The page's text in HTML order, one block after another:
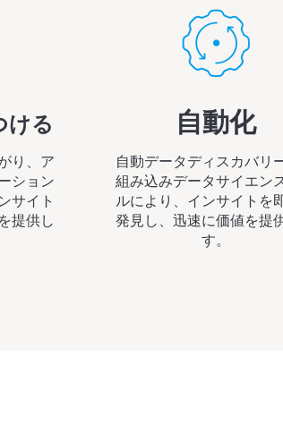
ける
り、ア
ション
サイト
提供し
自動化
自動データディスカバリ
組み込みデータサイエン
ルにより、インサイトを
発見し、迅速に価値を提
す。